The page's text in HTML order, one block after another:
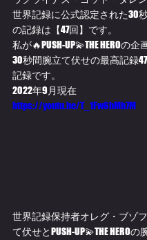
世界記録に公式認定された30
の記録は【47回】です。
私が🔥PUSH-UP💫THE HEROの
30秒間腕立て伏せの最高記録
記録です。
2022年9月現在
https://youtu.be/T_1Fw6bMh7M
世界記録保持者オレグ・ブゾ
て伏せとPUSH-UP💫THE HERO